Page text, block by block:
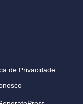
de Privacidade